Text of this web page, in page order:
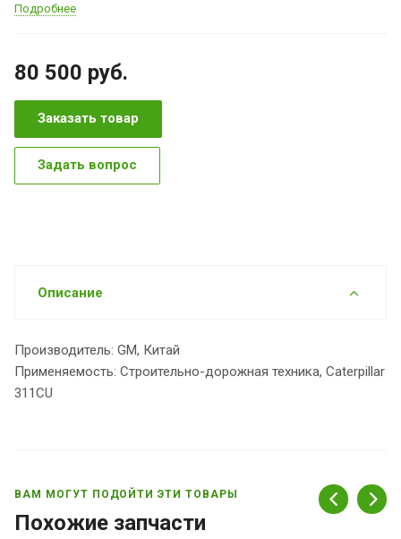
Подробнее
80 500 руб.
Заказать товар
Задать вопрос
Описание
Производитель: GM, Китай
Применяемость: Строительно-дорожная техника, Caterpillar
311CU
ВАМ МОГУТ ПОДОЙТИ ЭТИ ТОВАРЫ
Похожие запчасти